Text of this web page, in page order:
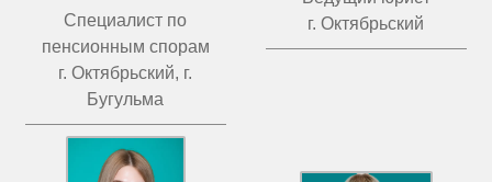
Специалист по
пенсионным спорам
г. Октябрьский, г.
Бугульма
г. Октябрьский